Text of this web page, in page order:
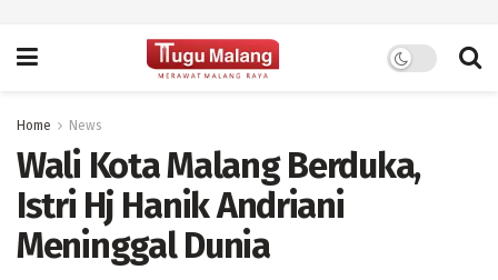
Home News
Wali Kota Malang Berduka,
Istri Hj Hanik Andriani
Meninggal Dunia